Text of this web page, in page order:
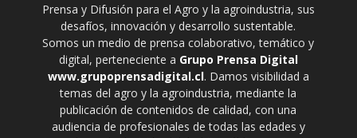
Prensa y Difusión para el Agro y la agroindustria, sus
desafíos, innovación y desarrollo sustentable.
Somos un medio de prensa colaborativo, temático y
digital, perteneciente a Grupo Prensa Digital
www.grupoprensadigital.cl. Damos visibilidad a
temas del agro y la agroindustria, mediante la
publicación de contenidos de calidad, con una
audiencia de profesionales de todas las edades y